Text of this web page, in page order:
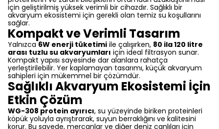
için geliştirilmiş yüksek verimli bir cihazdır. Sağlıklı bir
akvaryum ekosistemi için gerekli olan temiz su koşullarını
sağlar.
Kompakt ve Verimli Tasarım
Yalnızca 6W enerji tüketimi ile çalışırken, 80 ila 120 litre
arası tuzlu su akvaryumları için ideal filtrasyon sunar.
Kompakt yapısı sayesinde dar alanlara rahatça
yerleştirilebilir. Yer kaplamayan tasarımı, küçük akvaryum
sahipleri için mükemmel bir çözümdür.
Sağlıklı Akvaryum Ekosistemi İçin
Etkin Çözüm
WG-308 protein ayırıcı, su yüzeyinde biriken proteinleri
köpük yoluyla ayrıştırarak, suyun berraklığını ve kalitesini
korur. Bu sayede, mercanlar ve diğer deniz canlıları için